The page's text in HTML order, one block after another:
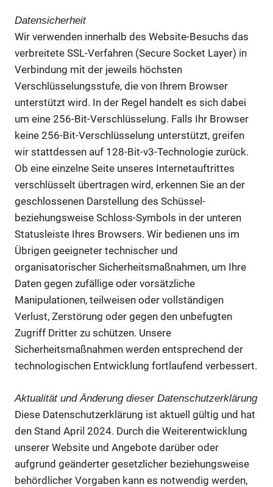
Datensicherheit
Wir verwenden innerhalb des Website-Besuchs das
verbreitete SSL-Verfahren (Secure Socket Layer) in
Verbindung mit der jeweils höchsten
Verschlüsselungsstufe, die von Ihrem Browser
unterstützt wird. In der Regel handelt es sich dabei
um eine 256-Bit-Verschlüsselung. Falls Ihr Browser
keine 256-Bit-Verschlüsselung unterstützt, greifen
wir stattdessen auf 128-Bit-v3-Technologie zurück.
Ob eine einzelne Seite unseres Internetauftrittes
verschlüsselt übertragen wird, erkennen Sie an der
geschlossenen Darstellung des Schüssel-
beziehungsweise Schloss-Symbols in der unteren
Statusleiste Ihres Browsers. Wir bedienen uns im
Übrigen geeigneter technischer und
organisatorischer Sicherheitsmaßnahmen, um Ihre
Daten gegen zufällige oder vorsätzliche
Manipulationen, teilweisen oder vollständigen
Verlust, Zerstörung oder gegen den unbefugten
Zugriff Dritter zu schützen. Unsere
Sicherheitsmaßnahmen werden entsprechend der
technologischen Entwicklung fortlaufend verbessert.
Aktualität und Änderung dieser Datenschutzerklärung
Diese Datenschutzerklärung ist aktuell gültig und hat
den Stand April 2024. Durch die Weiterentwicklung
unserer Website und Angebote darüber oder
aufgrund geänderter gesetzlicher beziehungsweise
behördlicher Vorgaben kann es notwendig werden,